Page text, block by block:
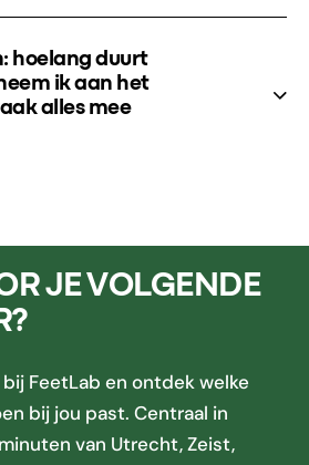
hoelang duurt
ik aan het
alles mee
JE VOLGENDE
FeetLab en ontdek welke
bij jou past. Centraal in
van Utrecht, Zeist,